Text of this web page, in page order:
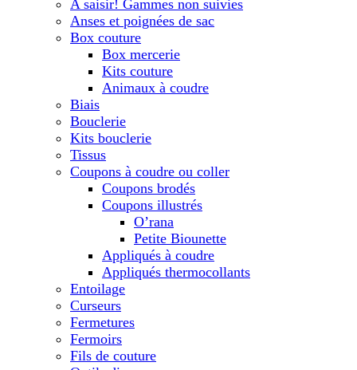
A saisir! Gammes non suivies
Anses et poignées de sac
Box couture
Box mercerie
Kits couture
Animaux à coudre
Biais
Bouclerie
Kits bouclerie
Tissus
Coupons à coudre ou coller
Coupons brodés
Coupons illustrés
O’rana
Petite Biounette
Appliqués à coudre
Appliqués thermocollants
Entoilage
Curseurs
Fermetures
Fermoirs
Fils de couture